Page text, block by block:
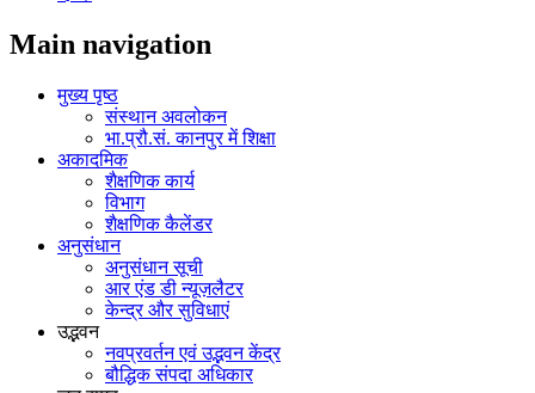
Main navigation
मुख्य पृष्ठ
संस्थान अवलोकन
भा.प्रौ.सं. कानपुर में शिक्षा
अकादमिक
शैक्षणिक कार्य
विभाग
शैक्षणिक कैलेंडर
अनुसंधान
अनुसंधान सूची
आर एंड डी न्यूज़लैटर
केन्द्र और सुविधाएं
उद्भवन
नवप्रवर्तन एवं उद्भवन केंद्र
बौद्धिक संपदा अधिकार